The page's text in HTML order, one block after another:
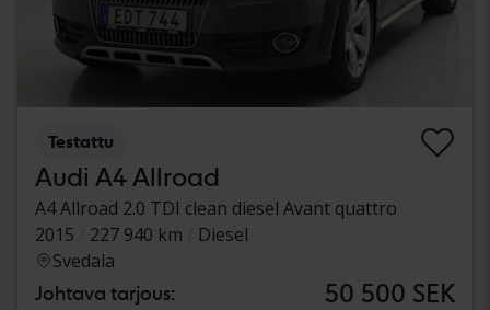
Testattu
Audi A4 Allroad
A4 Allroad 2.0 TDI clean diesel Avant quattro
2015
227 940 km
Diesel
Svedala
Johtava tarjous: 50 500 SEK